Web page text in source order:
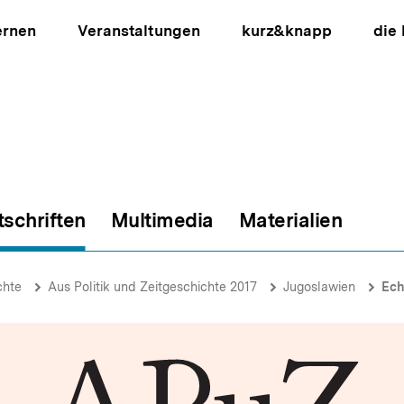
Veranstaltungen kurz&knapp die
Multimedia Materialien
Aus Politik und Zeitgeschichte 2017 Jugoslawien